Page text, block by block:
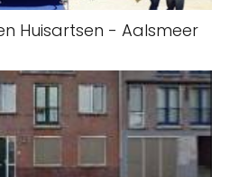
Huisartsen - Aalsmeer